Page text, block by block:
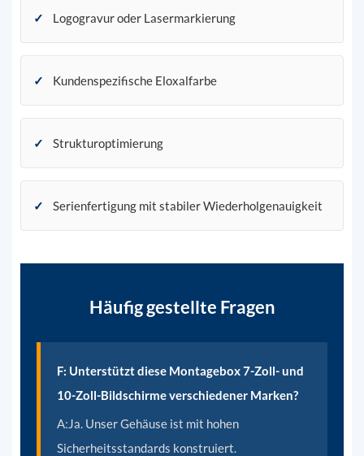
✓ Logogravur oder Lasermarkierung
✓ Kundenspezifische Eloxalfarbe
✓ Strukturoptimierung
✓ Serienfertigung mit stabiler Wiederholgenauigkeit
Häufig gestellte Fragen
F: Unterstützt diese Montagebox 7-Zoll- und
10-Zoll-Bildschirme verschiedener Marken?
A: Ja. Unser Gehäuse ist mit hohen
Sicherheitsstandards konstruiert.